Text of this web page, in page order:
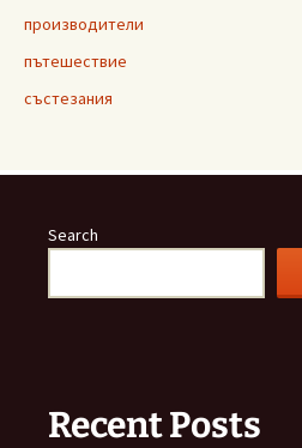
производители
пътешествие
състезания
Search
Recent Posts